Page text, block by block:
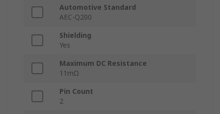
Automotive Standard
AEC-Q200
Shielding
Yes
Maximum DC Resistance
11mΩ
Pin Count
2